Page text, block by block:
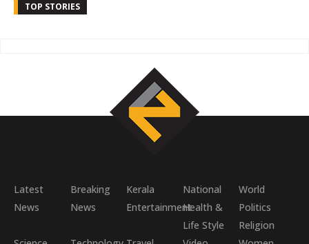
TOP STORIES
Latest
News
Breaking
News
Kerala National
World
EntertainmentHealth &
Life Style
Politics
Religion